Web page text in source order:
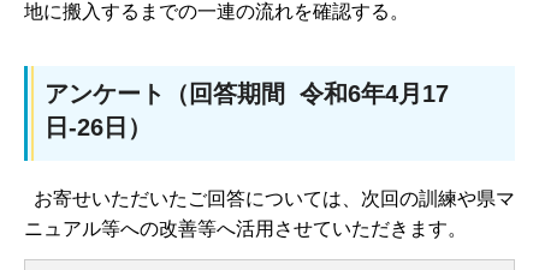
地に搬入するまでの一連の流れを確認する。
アンケート（回答期間 令和6年4月17
日-26日）
お寄せいただいたご回答については、次回の訓練や県マ
ニュアル等への改善等へ活用させていただきます。